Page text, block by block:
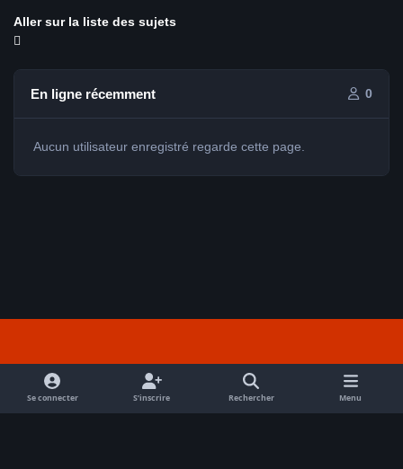
Aller sur la liste des sujets
En ligne récemment 0
Aucun utilisateur enregistré regarde cette page.
f
a
c
Se connecter S’inscrire Rechercher Menu